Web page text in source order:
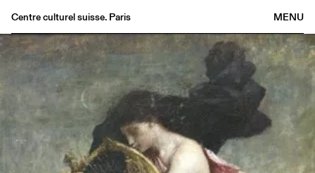
MENU
Centre culturel suisse. Paris
Agenda
Bookshop
Archives
Medias
Publications